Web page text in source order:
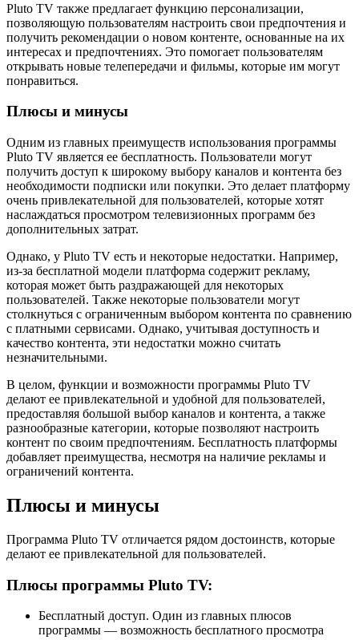
Pluto TV также предлагает функцию персонализации,
позволяющую пользователям настроить свои предпочтения и
получить рекомендации о новом контенте, основанные на их
интересах и предпочтениях. Это помогает пользователям
открывать новые телепередачи и фильмы, которые им могут
понравиться.
Плюсы и минусы
Одним из главных преимуществ использования программы
Pluto TV является ее бесплатность. Пользователи могут
получить доступ к широкому выбору каналов и контента без
необходимости подписки или покупки. Это делает платформу
очень привлекательной для пользователей, которые хотят
наслаждаться просмотром телевизионных программ без
дополнительных затрат.
Однако, у Pluto TV есть и некоторые недостатки. Например,
из-за бесплатной модели платформа содержит рекламу,
которая может быть раздражающей для некоторых
пользователей. Также некоторые пользователи могут
столкнуться с ограниченным выбором контента по сравнению
с платными сервисами. Однако, учитывая доступность и
качество контента, эти недостатки можно считать
незначительными.
В целом, функции и возможности программы Pluto TV
делают ее привлекательной и удобной для пользователей,
предоставляя большой выбор каналов и контента, а также
разнообразные категории, которые позволяют настроить
контент по своим предпочтениям. Бесплатность платформы
добавляет преимущества, несмотря на наличие рекламы и
ограничений контента.
Плюсы и минусы
Программа Pluto TV отличается рядом достоинств, которые
делают ее привлекательной для пользователей.
Плюсы программы Pluto TV:
Бесплатный доступ. Один из главных плюсов
программы — возможность бесплатного просмотра